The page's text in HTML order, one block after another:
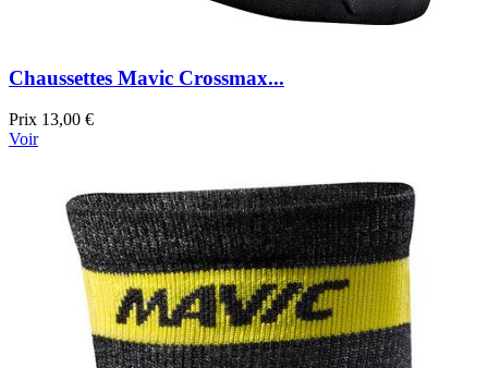
Chaussettes Mavic Crossmax...
Prix 13,00 €
Voir